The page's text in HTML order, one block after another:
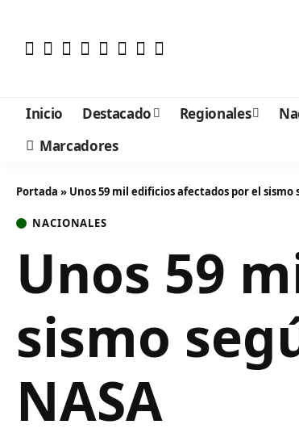
Inicio Destacado Regionales
Marcadores
Portada » Unos 59 mil edificios afectados por el
NACIONALES
Unos 59
sismo
NASA